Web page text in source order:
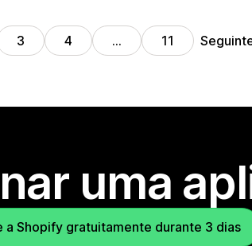
3 4 … 11
uma
a Shopify gratuitamente durante 3 dias